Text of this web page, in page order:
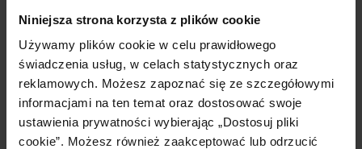
Niniejsza strona korzysta z plików cookie
Używamy plików cookie w celu prawidłowego
świadczenia usług, w celach statystycznych oraz
reklamowych. Możesz zapoznać się ze szczegółowymi
informacjami na ten temat oraz dostosować swoje
ustawienia prywatności wybierając „Dostosuj pliki
cookie”. Możesz również zaakceptować lub odrzucić
Szczegóły
Skład
Opinie